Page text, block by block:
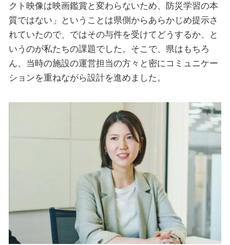
クト映像は映画鑑賞と変わらないため、防災学習の本
質ではない」ということは県側からあらかじめ提示さ
れていたので、ではその与件を受けてどうするか、と
いうのが私たちの課題でした。そこで、県はもちろ
ん、当時の施設の運営担当の方々と密にコミュニケー
ションを重ねながら設計を進めました。